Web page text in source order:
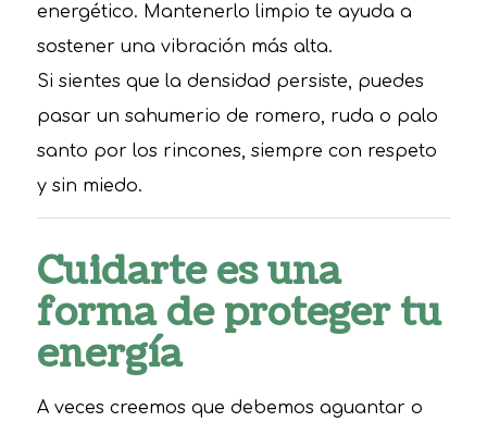
energético. Mantenerlo limpio te ayuda a
sostener una vibración más alta.
Si sientes que la densidad persiste, puedes
pasar un sahumerio de romero, ruda o palo
santo por los rincones, siempre con respeto
y sin miedo.
Cuidarte es una
forma de proteger tu
energía
A veces creemos que debemos aguantar o